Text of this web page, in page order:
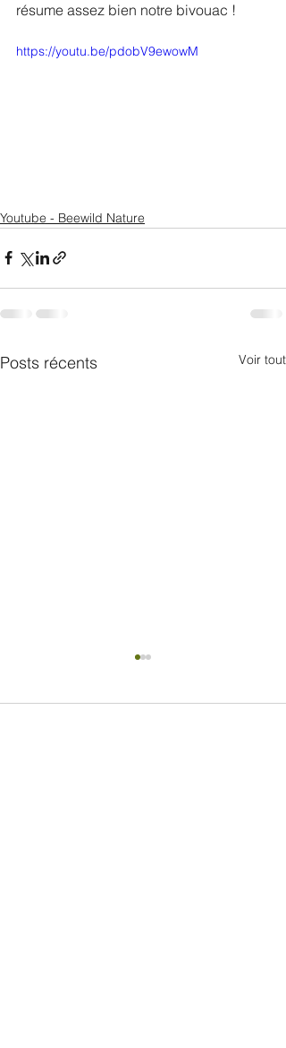
résume assez bien notre bivouac !
https://youtu.be/pdobV9ewowM
Youtube - Beewild Nature
Posts récents Voir tout